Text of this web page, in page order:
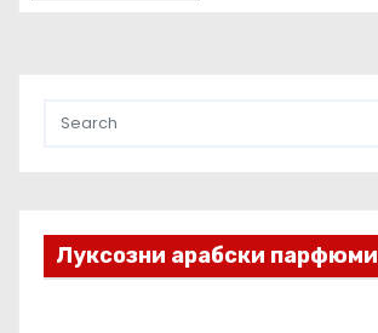
Луксозни арабски парфюми